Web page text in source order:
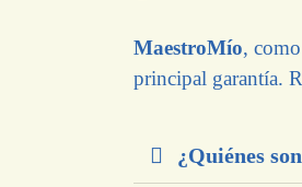
MaestroMío,
principal garantía.
¿Quiénes